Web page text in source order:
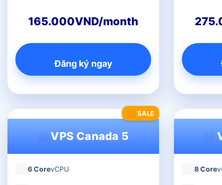
165.000VND/month
Đăng ký ngay
SALE
VPS Canada 5
6 CorevCPU 8 Core